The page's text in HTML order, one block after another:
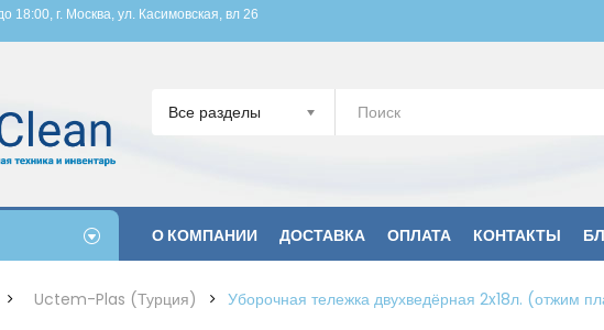
18:00, г. Москва, ул. Касимовская, вл 26
Все разделы
О КОМПАНИИ ДОСТАВКА ОПЛАТА КОНТАКТЫ
Uctem-Plas (Турция) Уборочная тележка двухведёрная 2x18л. (отжим